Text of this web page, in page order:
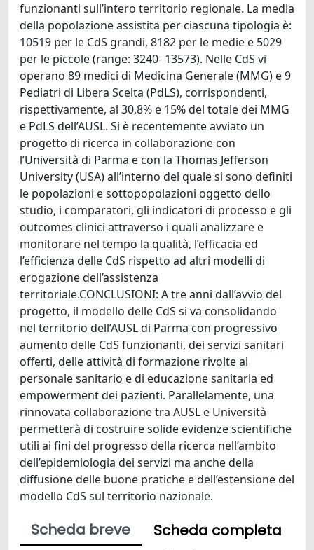
funzionanti sull’intero territorio regionale. La media
della popolazione assistita per ciascuna tipologia è:
10519 per le CdS grandi, 8182 per le medie e 5029
per le piccole (range: 3240- 13573). Nelle CdS vi
operano 89 medici di Medicina Generale (MMG) e 9
Pediatri di Libera Scelta (PdLS), corrispondenti,
rispettivamente, al 30,8% e 15% del totale dei MMG
e PdLS dell’AUSL. Si è recentemente avviato un
progetto di ricerca in collaborazione con
l’Università di Parma e con la Thomas Jefferson
University (USA) all’interno del quale si sono definiti
le popolazioni e sottopopolazioni oggetto dello
studio, i comparatori, gli indicatori di processo e gli
outcomes clinici attraverso i quali analizzare e
monitorare nel tempo la qualità, l’efficacia ed
l’efficienza delle CdS rispetto ad altri modelli di
erogazione dell’assistenza
territoriale.CONCLUSIONI: A tre anni dall’avvio del
progetto, il modello delle CdS si va consolidando
nel territorio dell’AUSL di Parma con progressivo
aumento delle CdS funzionanti, dei servizi sanitari
offerti, delle attività di formazione rivolte al
personale sanitario e di educazione sanitaria ed
empowerment dei pazienti. Parallelamente, una
rinnovata collaborazione tra AUSL e Università
permetterà di costruire solide evidenze scientifiche
utili ai fini del progresso della ricerca nell’ambito
dell’epidemiologia dei servizi ma anche della
diffusione delle buone pratiche e dell’estensione del
modello CdS sul territorio nazionale.
Scheda breve
Scheda completa